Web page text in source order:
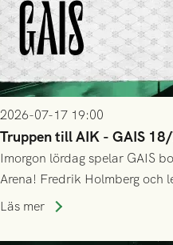
2026-07-17 19:00
Truppen till AIK - GAIS
Imorgon lördag spelar GAIS
Arena! Fredrik Holmberg och
trupp till matchen:
Läs mer